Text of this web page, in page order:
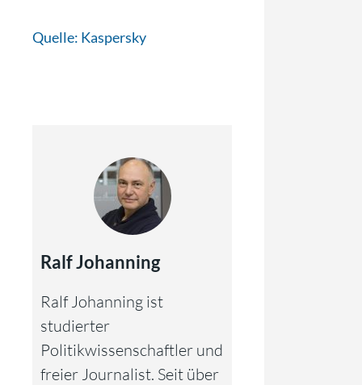
Quelle: Kaspersky
Ralf Johanning
Ralf Johanning ist
studierter
Politikwissenschaftler und
freier Journalist. Seit über